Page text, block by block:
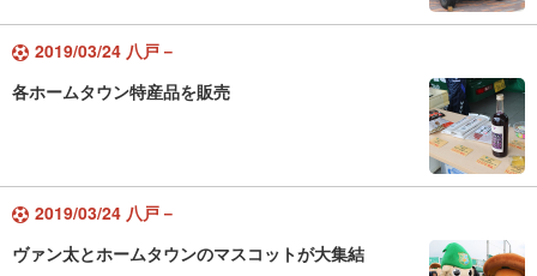
2019/03/24 八戸－
各ホームタウン特産品を販売
2019/03/24 八戸－
ヴァン太とホームタウンのマスコットが大集結